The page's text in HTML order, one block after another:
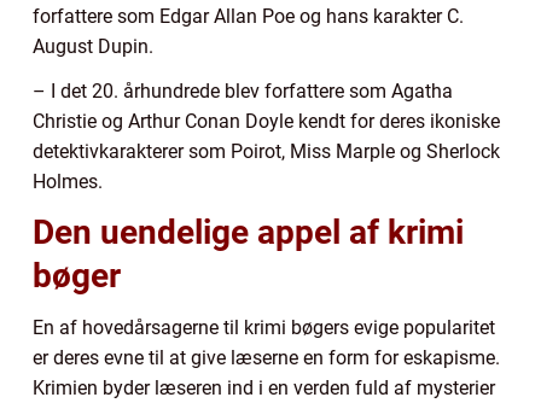
forfattere som Edgar Allan Poe og hans karakter C.
August Dupin.
– I det 20. århundrede blev forfattere som Agatha
Christie og Arthur Conan Doyle kendt for deres ikoniske
detektivkarakterer som Poirot, Miss Marple og Sherlock
Holmes.
Den uendelige appel af krimi
bøger
En af hovedårsagerne til krimi bøgers evige popularitet
er deres evne til at give læserne en form for eskapisme.
Krimien byder læseren ind i en verden fuld af mysterier